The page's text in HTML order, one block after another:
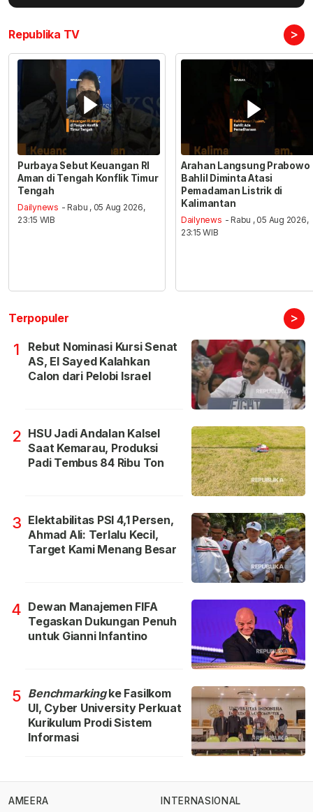
Republika TV >
Purbaya Sebut Keuangan RI
Aman di Tengah Konflik Timur
Tengah
Dailynews - Rabu , 05 Aug 2026,
23:15 WIB
Arahan Langsung Prabowo
Bahlil Diminta Atasi
Pemadaman Listrik di
Kalimantan
Dailynews - Rabu , 05 Aug 2026,
23:15 WIB
Terpopuler >
1
Rebut Nominasi Kursi Senat
AS, El Sayed Kalahkan
Calon dari Pelobi Israel
2 HSU Jadi Andalan Kalsel
Saat Kemarau, Produksi
Padi Tembus 84 Ribu Ton
3 Elektabilitas PSI 4,1 Persen,
Ahmad Ali: Terlalu Kecil,
Target Kami Menang Besar
4 Dewan Manajemen FIFA
Tegaskan Dukungan Penuh
untuk Gianni Infantino
5 Benchmarkingke Fasilkom
UI, Cyber University Perkuat
Kurikulum Prodi Sistem
Informasi
AMEERA INTERNASIONAL